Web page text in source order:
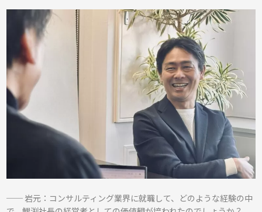
── 岩元：コンサルティング業界に就職して、どのような経験の中